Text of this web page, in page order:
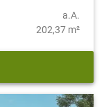
a.A.
202,37 m²